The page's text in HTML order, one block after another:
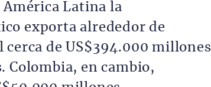
América Latina la
exporta alrededor de
de US$394.000 millones
Colombia, en cambio,